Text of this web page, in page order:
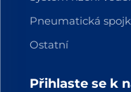
Pneumatická
Ostatní
Přihlaste se k